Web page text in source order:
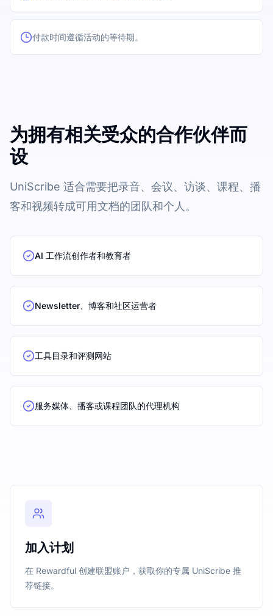
付款时间遵循活动的等待期。
为拥有相关受众的合作伙伴而
设
UniScribe 适合需要把录音、会议、访谈、课程、播
客和视频转成可用文档的团队和个人。
AI 工作流创作者和教育者
Newsletter、博客和社区运营者
工具目录和评测网站
服务媒体、播客或课程团队的代理机构
加入计划
在 Rewardful 创建联盟账户，获取你的专属 UniScribe 推
荐链接。